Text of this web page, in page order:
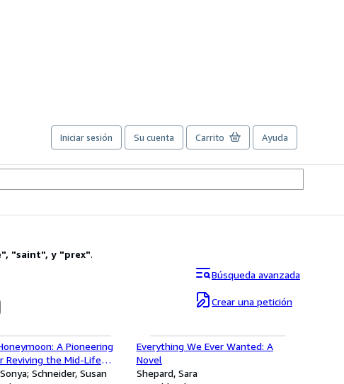
Iniciar sesión Su cuenta Carrito Ayuda
", "saint", y "prex".
Búsqueda avanzada
Crear una petición
A Pioneering
Reviving the Mid-Life
Schneider, Susan
Everything We Ever Wanted: A
Novel
Shepard, Sara